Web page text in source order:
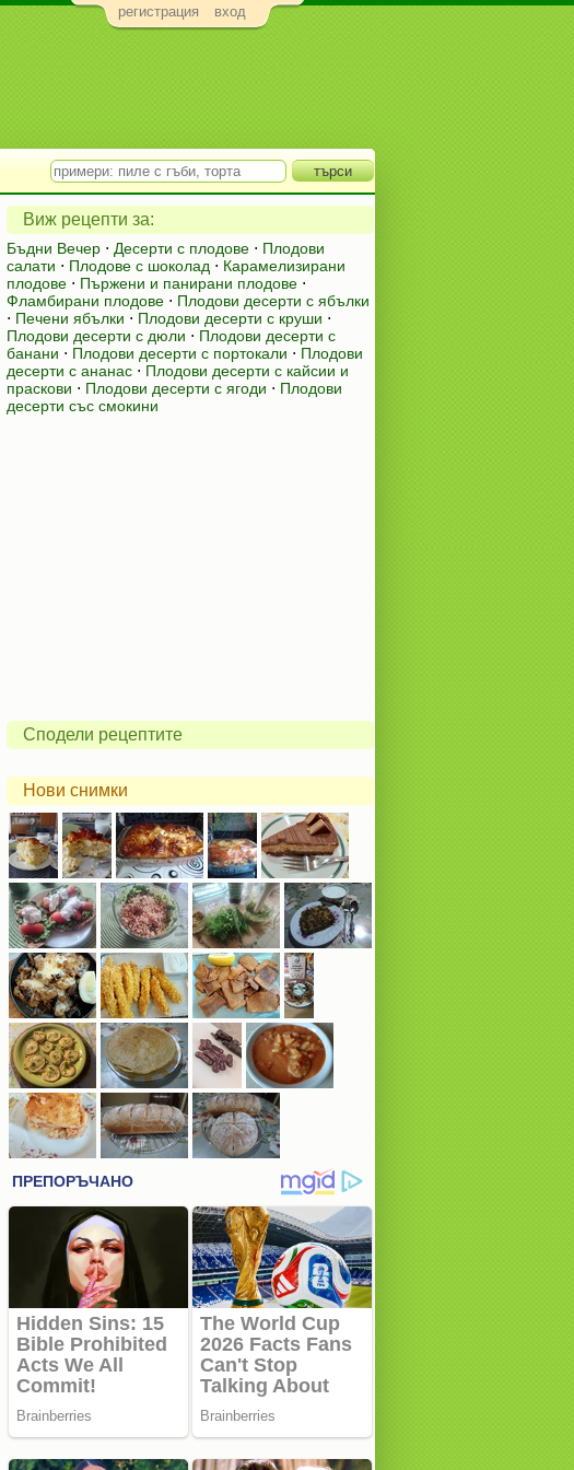
регистрация вход
Виж рецепти за:
Бъдни Вечер ⋅ Десерти с плодове ⋅ Плодови
салати ⋅ Плодове с шоколад ⋅ Карамелизирани
плодове ⋅ Пържени и панирани плодове ⋅
Фламбирани плодове ⋅ Плодови десерти с ябълки
⋅ Печени ябълки ⋅ Плодови десерти с круши ⋅
Плодови десерти с дюли ⋅ Плодови десерти с
банани ⋅ Плодови десерти с портокали ⋅ Плодови
десерти с ананас ⋅ Плодови десерти с кайсии и
праскови ⋅ Плодови десерти с ягоди ⋅ Плодови
десерти със смокини
Сподели рецептите
Нови снимки